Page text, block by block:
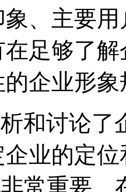
、主要
足够了
企业形
和讨论了
业的定
常重要。